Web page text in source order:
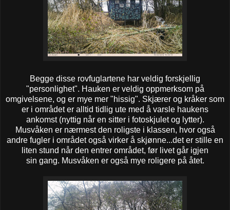
Begge disse rovfuglartene har veldig forskjellig
"personlighet". Hauken er veldig oppmerksom på
omgivelsene, og er mye mer "hissig". Skjærer og kråker som
er i området er alltid tidlig ute med å varsle haukens
ankomst (nyttig når en sitter i fotoskjulet og lytter).
Musvåken er nærmest den roligste i klassen, hvor også
andre fugler i området også virker å skjønne...det er stille en
liten stund når den entrer området, før livet går igjen
sin gang. Musvåken er også mye roligere på åtet.